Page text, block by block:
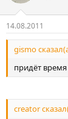
14.08.2011
gismo
придёт
creator